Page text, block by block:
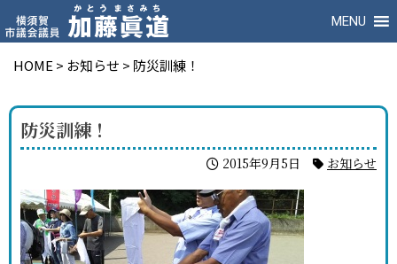
MENU
HOME > お知らせ > 防災訓練！
防災訓練！
2015年9月5日 お知らせ